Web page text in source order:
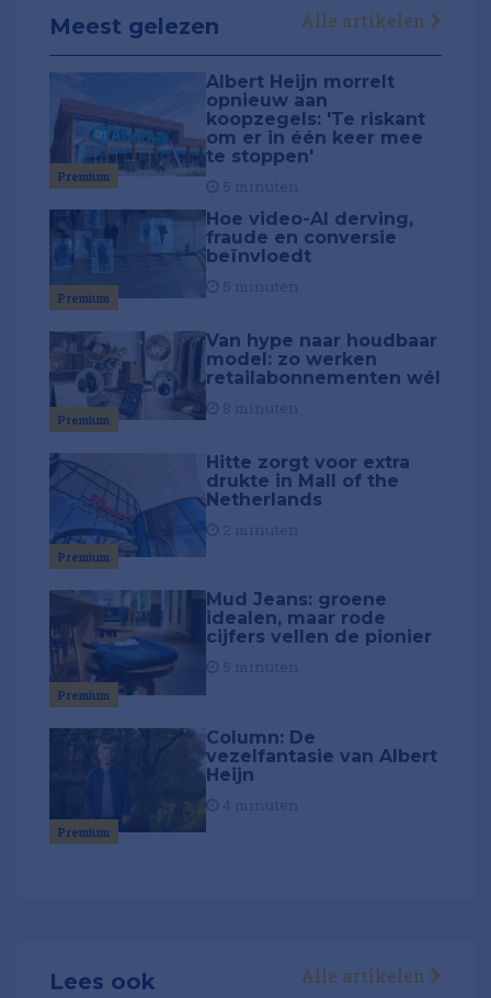
Meest gelezen Alle artikelen
Premium
Albert Heijn morrelt
opnieuw aan
koopzegels: 'Te riskant
om er in één keer mee
te stoppen'
Premium
Hoe video-AI derving,
fraude en conversie
beïnvloedt
Premium
Van hype naar houdbaar
model: zo werken
retailabonnementen wél
Premium
Hitte zorgt voor extra
drukte in Mall of the
Netherlands
Premium
Mud Jeans: groene
idealen, maar rode
cijfers vellen de pionier
Premium
Column: De
vezelfantasie van Albert
Heijn
Lees ook Alle artikelen